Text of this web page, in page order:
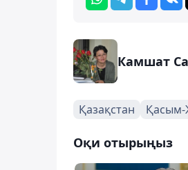
Камшат
Қазақстан Қасым-
Оқи отырыңыз